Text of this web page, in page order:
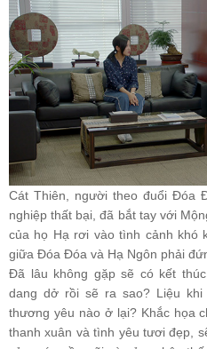
Cát Thiên, người theo đuổi Đóa
nghiệp thất bại, đã bắt tay với
của họ Hạ rơi vào tình cảnh khó
giữa Đóa Đóa và Hạ Ngôn phải
Đã lâu không gặp sẽ có kết
dang dở rồi sẽ ra sao? Liệu
thương yêu nào ở lại? Khắc họa
thanh xuân và tình yêu tươi đẹp,